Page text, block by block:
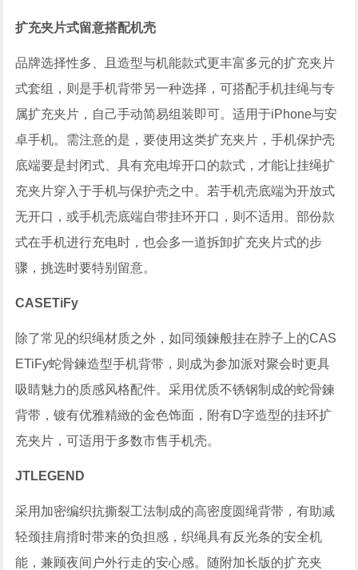
扩充夹片式留意搭配机壳
品牌选择性多、且造型与机能款式更丰富多元的扩充夹片
式套组，则是手机背带另一种选择，可搭配手机挂绳与专
属扩充夹片，自己手动简易组装即可。适用于iPhone与安
卓手机。需注意的是，要使用这类扩充夹片，手机保护壳
底端要是封闭式、具有充电埠开口的款式，才能让挂绳扩
充夹片穿入于手机与保护壳之中。若手机壳底端为开放式
无开口，或手机壳底端自带挂环开口，则不适用。部份款
式在手机进行充电时，也会多一道拆卸扩充夹片式的步
骤，挑选时要特别留意。
CASETiFy
除了常见的织绳材质之外，如同颈鍊般挂在脖子上的CAS
ETiFy蛇骨鍊造型手机背带，则成为参加派对聚会时更具
吸睛魅力的质感风格配件。采用优质不锈钢制成的蛇骨鍊
背带，镀有优雅精緻的金色饰面，附有D字造型的挂环扩
充夹片，可适用于多数市售手机壳。
JTLEGEND
采用加密编织抗撕裂工法制成的高密度圆绳背带，有助减
轻颈挂肩揹时带来的负担感，织绳具有反光条的安全机
能，兼顾夜间户外行走的安心感。随附加长版的扩充夹